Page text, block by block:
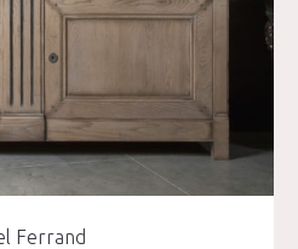
Ferrand